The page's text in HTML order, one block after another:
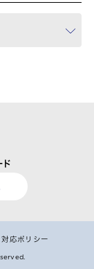
ド
応ポリシー